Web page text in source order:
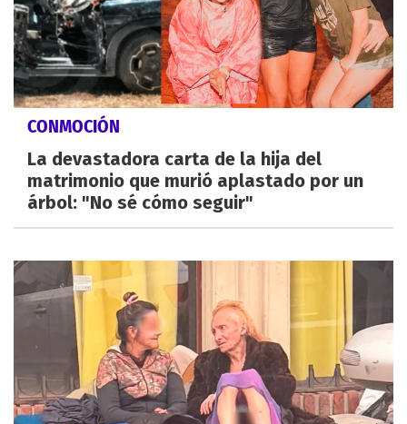
CONMOCIÓN
La devastadora carta de la hija del
matrimonio que murió aplastado por un
árbol: "No sé cómo seguir"